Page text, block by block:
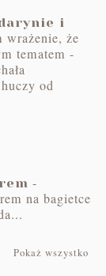
i
wrażenie, że
tematem -
od
-
na bagietce
Pokaż wszystko